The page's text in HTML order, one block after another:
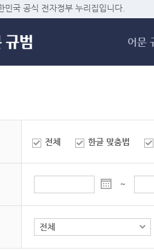
민국 공식 전자정부 누리집입니다.
어문
전체 한글 맞춤법
~